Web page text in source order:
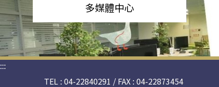
多媒體中心
:::
TEL : 04-22840291 / FAX : 04-22873454